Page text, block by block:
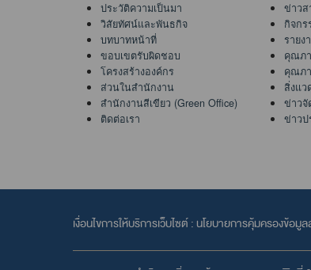
ประวัติความเป็นมา
วิสัยทัศน์และพันธกิจ
บทบาทหน้าที่
ขอบเขตรับผิดชอบ
โครงสร้างองค์กร
ส่วนในสำนักงาน
สำนักงานสีเขียว (Green Office)
ติดต่อเรา
ข่าวส
กิจกร
รายง
คุณภ
คุณภ
สิ่งแ
ข่าวจั
ข่าวป
เงื่อนไขการให้บริการเว็บไซต์ : นโยบายการคุ้มครองข้อมู